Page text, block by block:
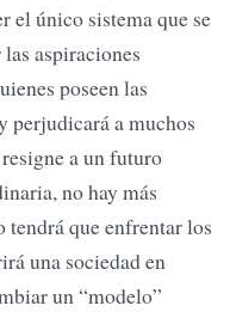
el único sistema que se
aspiraciones
poseen las
perjudicará a muchos
a un futuro
no hay más
tendrá que enfrentar los
una sociedad en
un “modelo”